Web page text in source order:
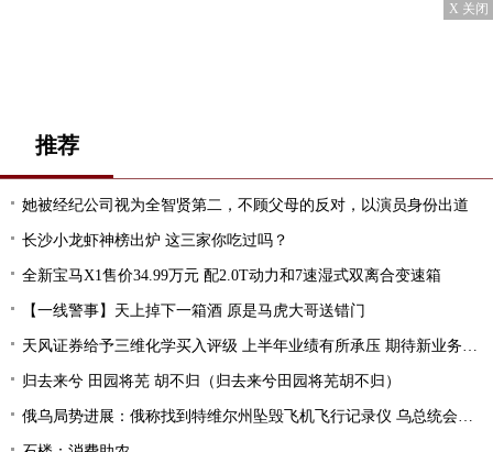
X 关闭
推荐
她被经纪公司视为全智贤第二，不顾父母的反对，以演员身份出道
长沙小龙虾神榜出炉 这三家你吃过吗？
全新宝马X1售价34.99万元 配2.0T动力和7速湿式双离合变速箱
【一线警事】天上掉下一箱酒 原是马虎大哥送错门
天风证券给予三维化学买入评级 上半年业绩有所承压 期待新业务迎来突破
归去来兮 田园将芜 胡不归（归去来兮田园将芜胡不归）
俄乌局势进展：俄称找到特维尔州坠毁飞机飞行记录仪 乌总统会见土耳其外长